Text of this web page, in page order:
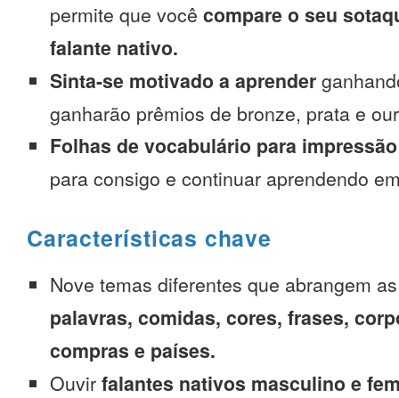
permite que você compare o seu
falante nativo.
Sinta-se motivado a aprender
ganharão prêmios de bronze, prata e
Folhas de vocabulário para impressão
para consigo e continuar aprendendo
Características chave
Nove temas diferentes que abrangem
palavras, comidas, cores, frases,
compras e países.
Ouvir falantes nativos masculino e